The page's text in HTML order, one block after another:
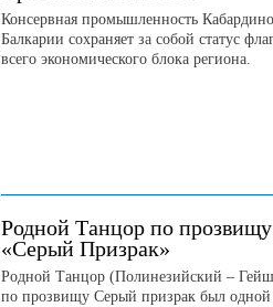
Консервная промышленность
Балкарии сохраняет за собой статус
всего экономического блока региона.
Родной Танцор по прозвищу
«Серый Призрак»
Родной Танцор (Полинезийский –
по прозвищу Серый призрак был одной